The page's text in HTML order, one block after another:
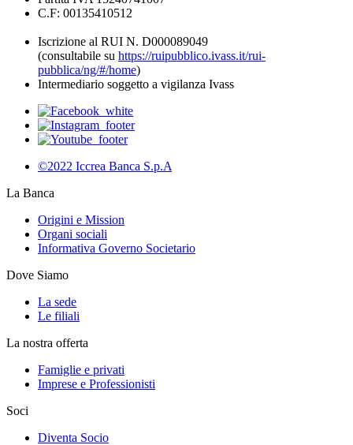
C.F: 00135410512
Iscrizione al RUI N. D000089049
(consultabile su https://ruipubblico.ivass.it/rui-
pubblica/ng/#/home)
Intermediario soggetto a vigilanza Ivass
©2022 Iccrea Banca S.p.A
La Banca
Origini e Mission
Organi sociali
Informativa Governo Societario
Dove Siamo
La sede
Le filiali
La nostra offerta
Famiglie e privati
Imprese e Professionisti
Soci
Diventa Socio